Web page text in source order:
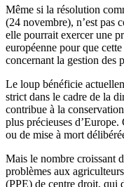
Même si la résolution
(24 novembre), n’est pas
elle pourrait exercer une
européenne pour que
concernant la gestion des
Le loup bénéficie
strict dans le cadre de la
contribue à la
plus précieuses
ou de mise à mort
Mais le nombre croissant
problèmes aux
(PPE) de centre droit, qui